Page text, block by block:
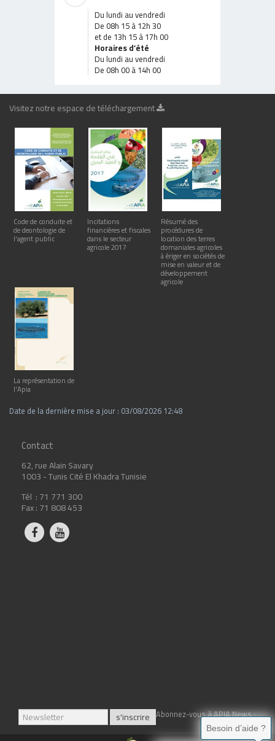
Du lundi au vendredi
De 08h 15 à 12h 30
et de 13h 15 à 17h 00
Horaires d’été
Du lundi au vendredi
De 08h 00 à 14h 00
Visitez notre espace de téléchargement
Code de conduite et
de deontologie de
l'agent public
Incitations
financières et fiscales
dans le secteur
agricole 2017
Résumé des
procédures de
location des terres
domaniales agricoles
à ériger en sociétés de
mise en valeur et de
développement
agricole
La représentation de
l'Apia
Date de la dernière mise a jour : 03/08/2026 12:48
Contact
62, rue Alain Savary
1003 - Tunis Cité El Khadra Tunisie
Tél : 71 771 300
Fax : 71 808 453
Abonnez-vous à APIA News :
Besoin d’aide ?